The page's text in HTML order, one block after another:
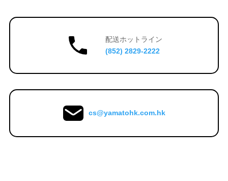
配送ホットライン
(852) 2829-2222
cs@yamatohk.com.hk